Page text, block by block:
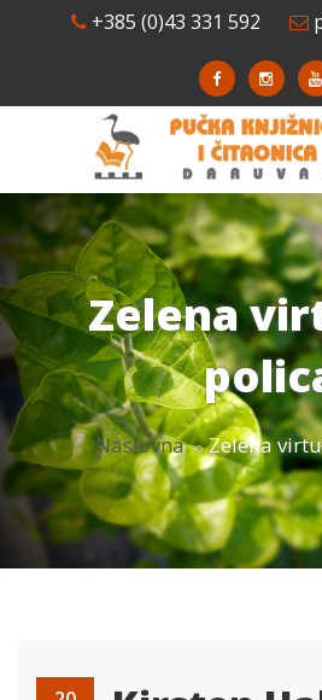
+385 (0)43 331 592
Zelena
Naslovna Zelena